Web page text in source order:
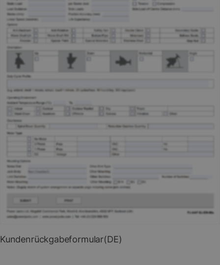
PDF herunterladen
Kundenrückgabeformular(DE)